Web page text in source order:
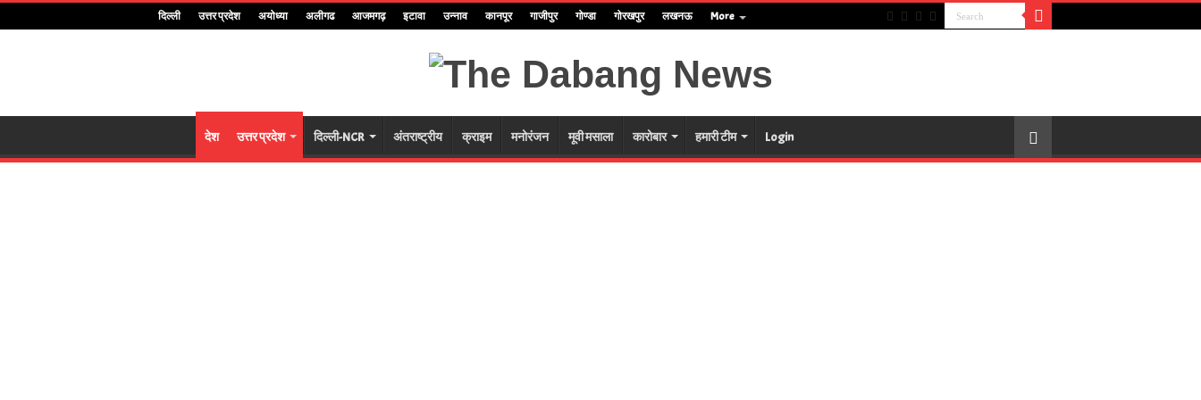
दिल्ली उत्तर प्रदेश अयोध्या अलीगढ आजमगढ़ इटावा उन्नाव कानपूर गाजीपुर गोण्डा गोरखपुर लखनऊ More
देश उत्तर प्रदेश दिल्ली-NCR अंतराष्ट्रीय क्राइम मनोरंजन मूवी मसाला कारोबार हमारी टीम Login